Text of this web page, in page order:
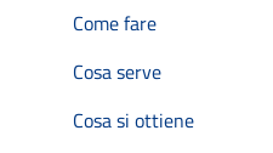
Come fare
Cosa serve
Cosa si ottiene